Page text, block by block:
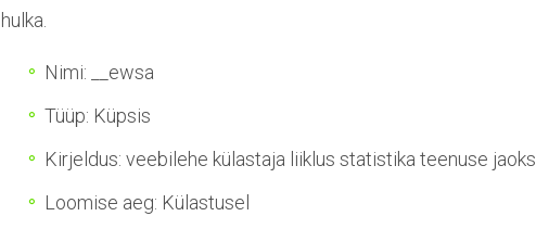
hulka.
Nimi: __ewsa
Tüüp: Küpsis
Kirjeldus: veebilehe külastaja liiklus statistika teenuse jaoks.
Loomise aeg: Külastusel